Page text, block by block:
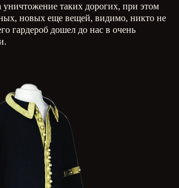
уничтожение таких дорогих, при этом
новых еще вещей, видимо, никто не
гардероб дошел до нас в очень